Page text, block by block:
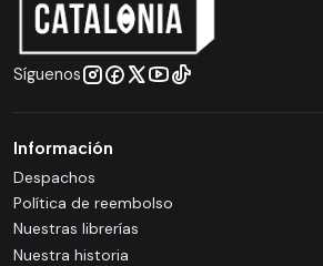
Síguenos
Información
Despachos
Política de reembolso
Nuestras librerías
Nuestra historia